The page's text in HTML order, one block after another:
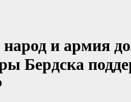
народ и армия
Бердска